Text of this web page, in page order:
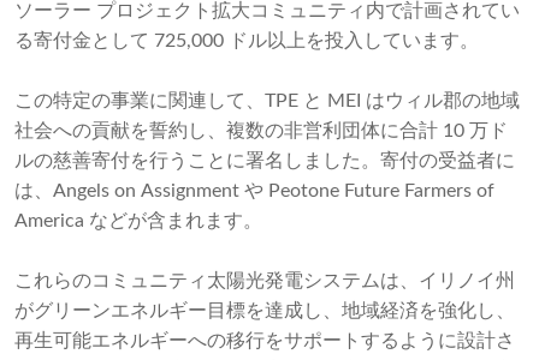
ソーラー プロジェクト拡大コミュニティ内で計画されてい
る寄付金として 725,000 ドル以上を投入しています。
この特定の事業に関連して、TPE と MEI はウィル郡の地域
社会への貢献を誓約し、複数の非営利団体に合計 10 万ド
ルの慈善寄付を行うことに署名しました。寄付の受益者に
は、Angels on Assignment や Peotone Future Farmers of
America などが含まれます。
これらのコミュニティ太陽光発電システムは、イリノイ州
がグリーンエネルギー目標を達成し、地域経済を強化し、
再生可能エネルギーへの移行をサポートするように設計さ